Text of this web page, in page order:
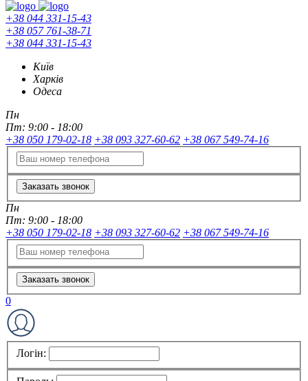
+38 044 331-15-43
+38 057 761-38-71
+38 044 331-15-43
Київ
Харків
Одеса
Пн
Пт: 9:00 - 18:00
+38 050 179-02-18 +38 093 327-60-62 +38 067 549-74-16
Заказать звонок
Пн
Пт: 9:00 - 18:00
+38 050 179-02-18 +38 093 327-60-62 +38 067 549-74-16
Заказать звонок
0
Логін: